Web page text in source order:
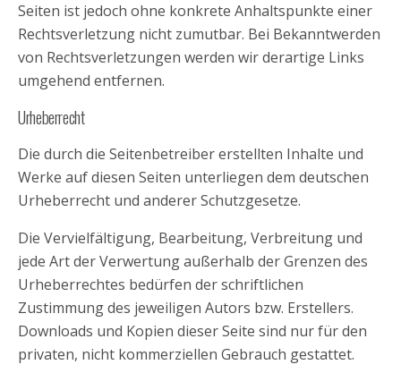
Seiten ist jedoch ohne konkrete Anhaltspunkte einer
Rechtsverletzung nicht zumutbar. Bei Bekanntwerden
von Rechtsverletzungen werden wir derartige Links
umgehend entfernen.
Urheberrecht
Die durch die Seitenbetreiber erstellten Inhalte und
Werke auf diesen Seiten unterliegen dem deutschen
Urheberrecht und anderer Schutzgesetze.
Die Vervielfältigung, Bearbeitung, Verbreitung und
jede Art der Verwertung außerhalb der Grenzen des
Urheberrechtes bedürfen der schriftlichen
Zustimmung des jeweiligen Autors bzw. Erstellers.
Downloads und Kopien dieser Seite sind nur für den
privaten, nicht kommerziellen Gebrauch gestattet.